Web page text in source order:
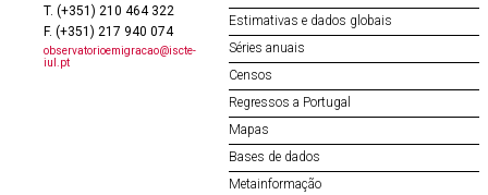
T. (+351) 210 464 322
F. (+351) 217 940 074
observatorioemigracao@iscte-
iul.pt
Estimativas e dados globais
Séries anuais
Censos
Regressos a Portugal
Mapas
Bases de dados
Metainformação